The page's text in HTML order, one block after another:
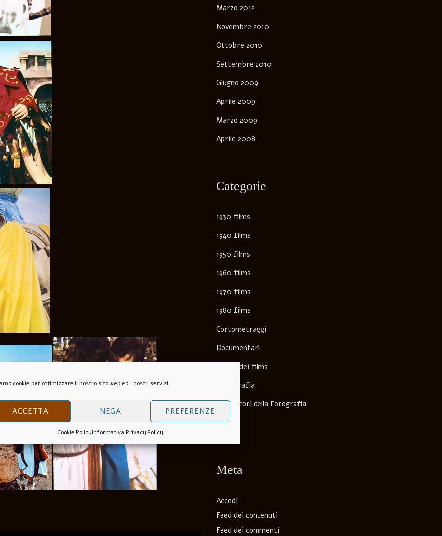
cookie per ottimizzare il nostro sito web ed i nostri servizi.
ACCETTA NEGA PREFERENZE
Cookie PolicyInformativa Privacy Policy
Marzo 2012
Novembre 2010
Ottobre 2010
Settembre 2010
Giugno 2009
Aprile 2009
Marzo 2009
Aprile 2008
Categorie
1930 films
1940 films
1950 films
1960 films
1970 films
1980 films
Cortometraggi
Documentari
Elenco dei films
Filmografia
I Direttori della Fotografia
Registi
Meta
Accedi
Feed dei contenuti
Feed dei commenti